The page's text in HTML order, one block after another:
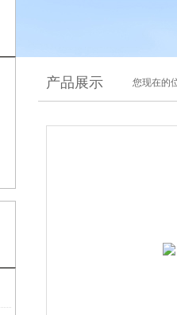
产品展示 您现在的